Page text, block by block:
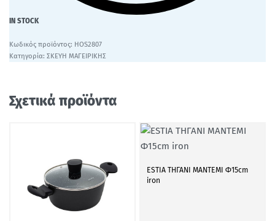
IN STOCK
HOS2807
Κατηγορία: ΣΚΕΥΗ ΜΑΓΕΙΡΙΚΗΣ
Σχετικά προϊόντα
ESTIA ΤΗΓΑΝΙ ΜΑΝΤΕΜΙ Φ15cm
iron